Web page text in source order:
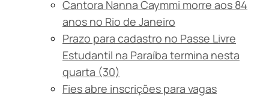
Cantora Nanna Caymmi morre aos 84
anos no Rio de Janeiro
Prazo para cadastro no Passe Livre
Estudantil na Paraíba termina nesta
quarta (30)
Fies abre inscrições para vagas